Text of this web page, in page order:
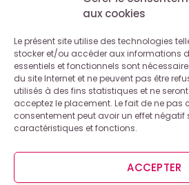
aux cookies
Le présent site utilise des technologies
stocker et/ou accéder aux informations
essentiels et fonctionnels sont
du site Internet et ne peuvent pas être
utilisés à des fins statistiques et ne
acceptez le placement. Le fait de ne pas
consentement peut avoir un effet négatif
caractéristiques et fonctions.
ACCEPTER